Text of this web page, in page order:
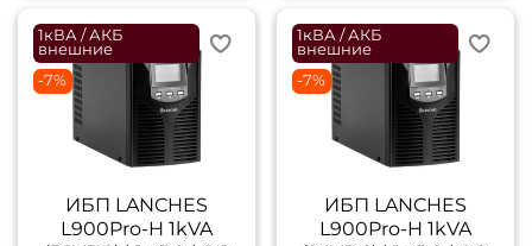
1кВА / АКБ
внешние
-7%
ИБП LANCHES
L900Pro-H 1kVA
1кВА / АКБ
внешние
-7%
ИБП LANCHES
L900Pro-H 1kVA